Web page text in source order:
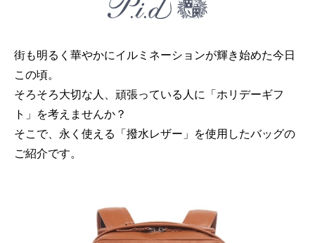
街も明るく華やかにイルミネーションが輝き始めた今日
この頃。
そろそろ大切な人、頑張っている人に「ホリデーギフ
ト」を考えませんか？
そこで、永く使える「撥水レザー」を使用したバッグの
ご紹介です。